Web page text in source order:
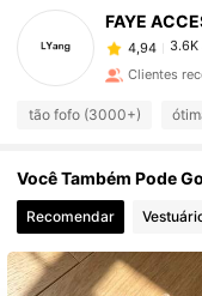
FAYE
4,94
3.6K
S***á
4,94 3.6K
4,94 3.6K
Clientes
tão fofo (3000+)
Você Também Pode
Recomendar